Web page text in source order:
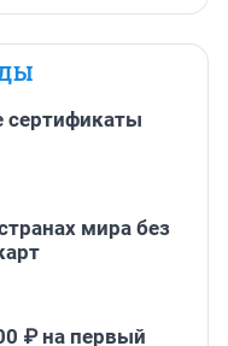
сертификаты
мира без
₽ на первый